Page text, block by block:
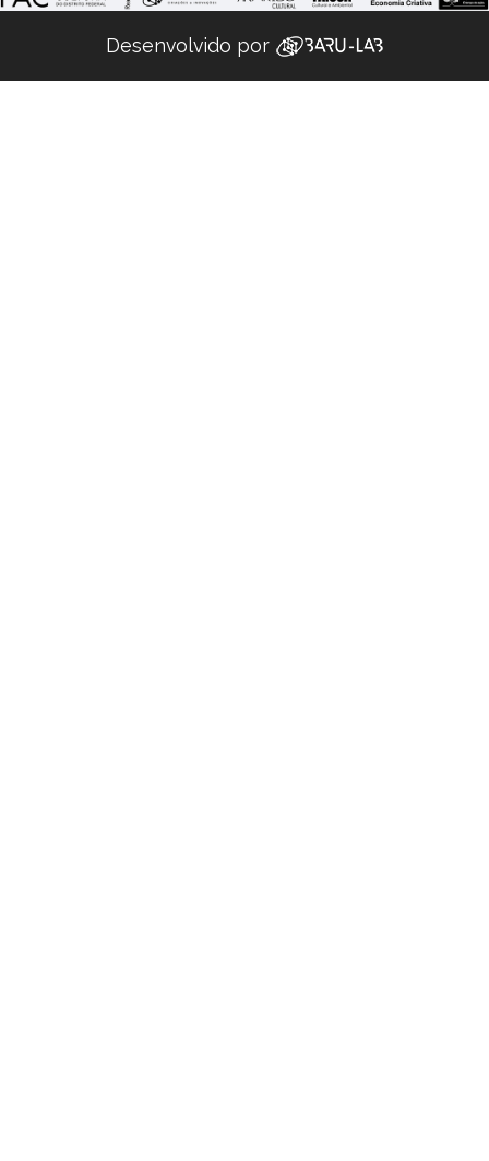
Desenvolvido por ‌